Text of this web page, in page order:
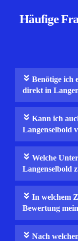
Häufige
Benötige ich
direkt in
Kann ich
Langenselbold
Welche
Langenselbold
In welchem
Bewertung
Nach